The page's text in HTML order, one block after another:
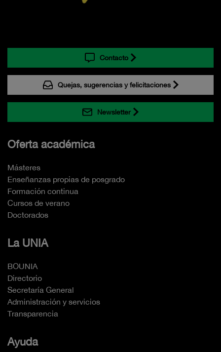
Contacto
Quejas, sugerencias y felicitaciones
Newsletter
Oferta académica
Másteres
Enseñanzas propias de posgrado
Formación continua
Cursos de verano
Doctorados
La UNIA
BOUNIA
Directorio
Secretaría General
Administración y servicios
Transparencia
Ayuda